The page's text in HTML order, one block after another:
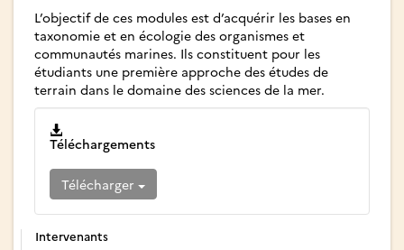
L’objectif de ces modules est d’acquérir les bases en
taxonomie et en écologie des organismes et
communautés marines. Ils constituent pour les
étudiants une première approche des études de
terrain dans le domaine des sciences de la mer.
Téléchargements
Télécharger
Intervenants